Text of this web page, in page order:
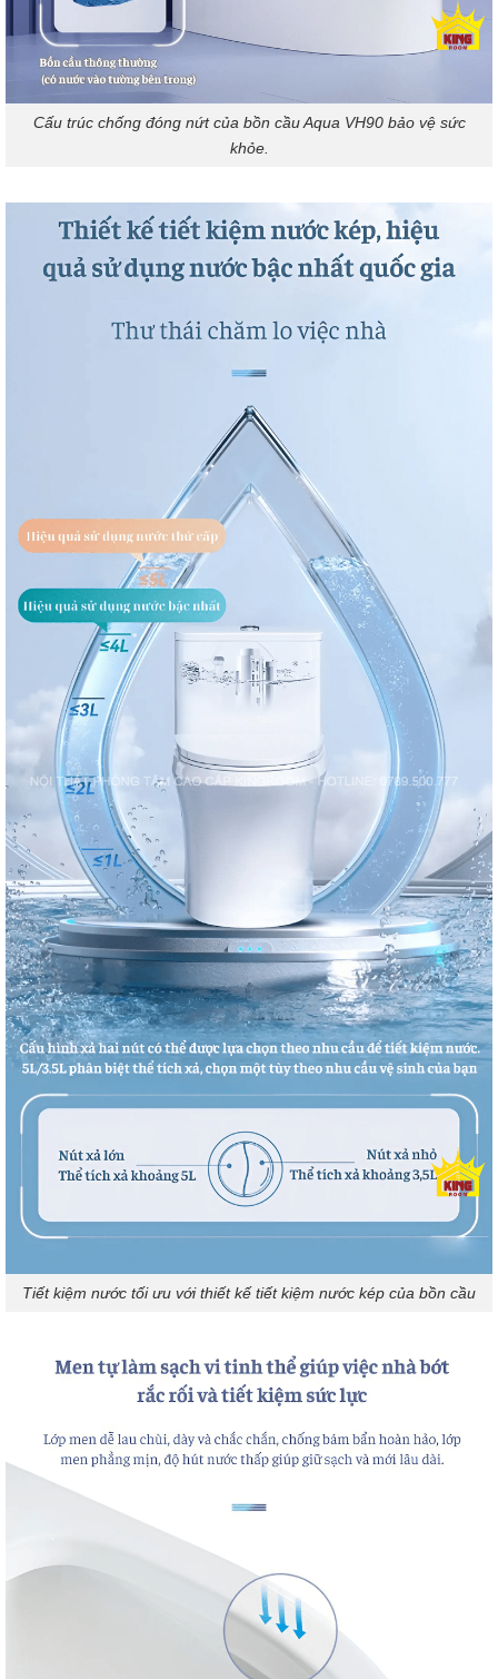
Cấu trúc chống đóng nứt của bồn cầu Aqua VH90 bảo vệ sức
khỏe.
Tiết kiệm nước tối ưu với thiết kế tiết kiệm nước kép của bồn cầu